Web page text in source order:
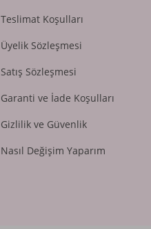
Teslimat Koşulları
Üyelik Sözleşmesi
Satış Sözleşmesi
Garanti ve İade Koşulları
Gizlilik ve Güvenlik
Nasıl Değişim Yaparım